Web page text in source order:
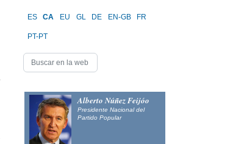
ES CA EU GL DE EN-GB FR
PT-PT
Alberto Núñez Feijóo
Presidente Nacional del
Partido Popular